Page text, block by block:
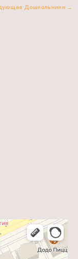
Дошкольники →